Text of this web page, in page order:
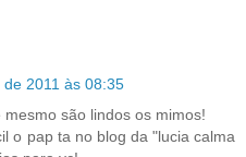
2011 às 08:35
são lindos os mimos!
o pap ta no blog da "lucia calma